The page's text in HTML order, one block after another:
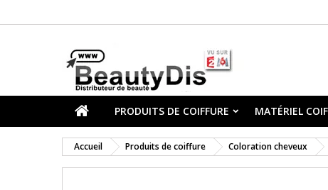
PRODUITS DE COIFFURE MATÉRIEL
Accueil Produits de coiffure Coloration cheveux